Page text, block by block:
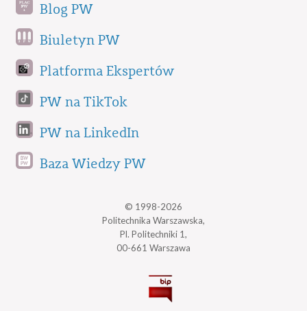
Blog PW
Biuletyn PW
Platforma Ekspertów
PW na TikTok
PW na LinkedIn
Baza Wiedzy PW
© 1998-2026
Politechnika Warszawska,
Pl. Politechniki 1,
00-661 Warszawa